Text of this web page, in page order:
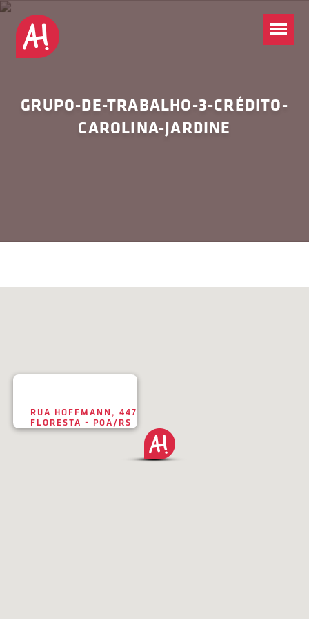
GRUPO-DE-TRABALHO-3-CRÉDITO-
CAROLINA-JARDINE
RUA HOFFMANN, 447
FLORESTA - POA/RS